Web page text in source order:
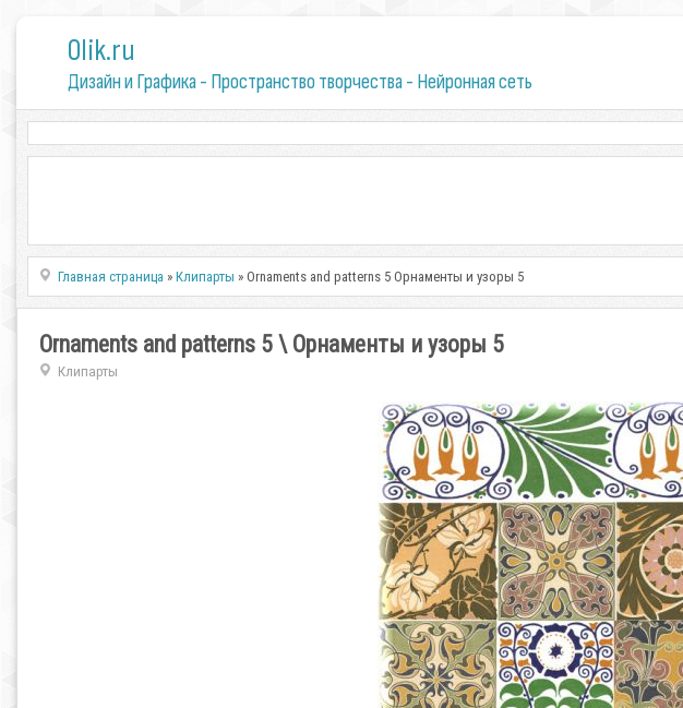
0lik.ru
Дизайн и Графика - Пространство творчества - Нейронная сеть
Главная страница »Клипарты » Ornaments and patterns 5 Орнаменты и узоры 5
Ornaments and patterns 5 \ Орнаменты и узоры 5
Клипарты